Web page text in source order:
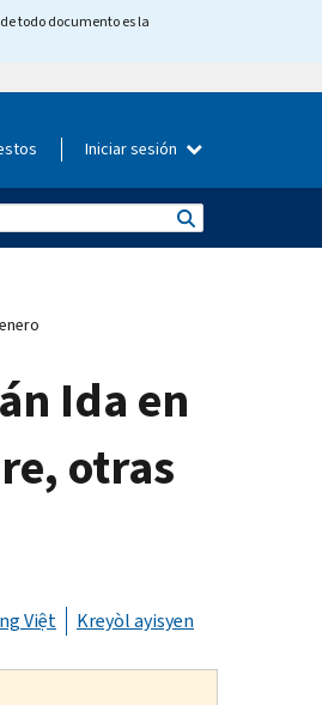
todo documento es la
Iniciar sesión
Ida en
otras
Việt Kreyòl ayisyen